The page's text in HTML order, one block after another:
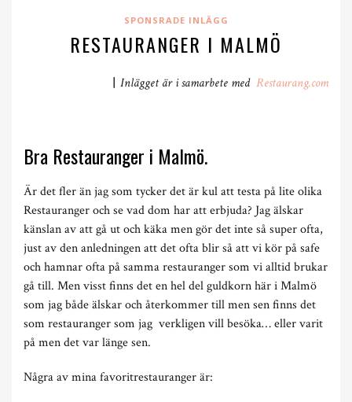
SPONSRADE INLÄGG
RESTAURANGER I MALMÖ
| Inlägget är i samarbete med Restaurang.com
Bra Restauranger i Malmö.
Är det fler än jag som tycker det är kul att testa på lite olika
Restauranger och se vad dom har att erbjuda? Jag älskar
känslan av att gå ut och käka men gör det inte så super ofta,
just av den anledningen att det ofta blir så att vi kör på safe
och hamnar ofta på samma restauranger som vi alltid brukar
gå till. Men visst finns det en hel del guldkorn här i Malmö
som jag både älskar och återkommer till men sen finns det
som restauranger som jag verkligen vill besöka… eller varit
på men det var länge sen.
Några av mina favoritrestauranger är: